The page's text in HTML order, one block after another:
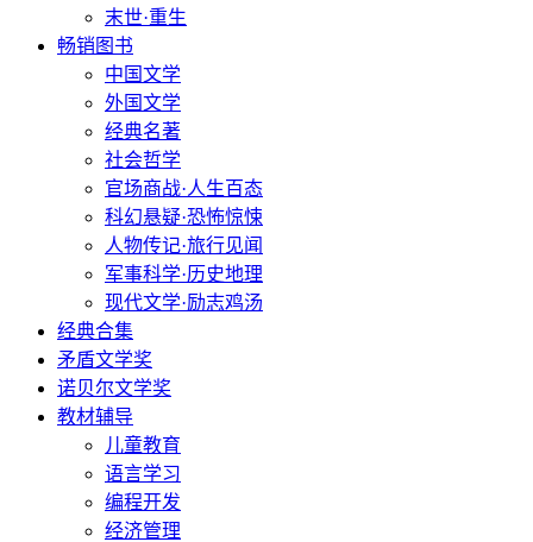
末世·重生
畅销图书
中国文学
外国文学
经典名著
社会哲学
官场商战·人生百态
科幻悬疑·恐怖惊悚
人物传记·旅行见闻
军事科学·历史地理
现代文学·励志鸡汤
经典合集
矛盾文学奖
诺贝尔文学奖
教材辅导
儿童教育
语言学习
编程开发
经济管理